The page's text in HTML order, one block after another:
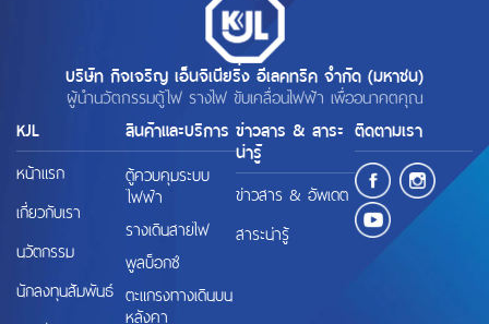
บริษัท กิจเจริญ เอ็นจิเนียริ่ง อีเลคทริค จำกัด (มหาชน)
ผู้นำนวัตกรรมตู้ไฟ รางไฟ ขับเคลื่อนไฟฟ้า เพื่ออนาคตคุณ
KJL
หน้าแรก
เกี่ยวกับเรา
นวัตกรรม
นักลงทุนสัมพันธ์
สินค้าและบริการ
ตู้ควบคุมระบบ
ไฟฟ้า
รางเดินสายไฟ
พูลบ็อกซ์
ตะแกรงทางเดินบน
หลังคา
ข่าวสาร & สาระ
น่ารู้
ข่าวสาร & อัพเดต
สาระน่ารู้
ติดตามเรา